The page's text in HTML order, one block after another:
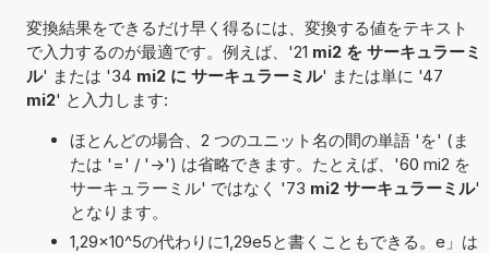
変換結果をできるだけ早く得るには、変換する値をテキスト
で入力するのが最適です。例えば、'21 mi2 を サーキュラーミ
ル' または '34 mi2 に サーキュラーミル' または単に '47
mi2' と入力します:
ほとんどの場合、2 つのユニット名の間の単語 'を' (ま
たは '=' / '->') は省略できます。たとえば、'60 mi2 を
サーキュラーミル' ではなく '73 mi2 サーキュラーミル'
となります。
1,29×10^5の代わりに1,29e5と書くこともできる。e」は